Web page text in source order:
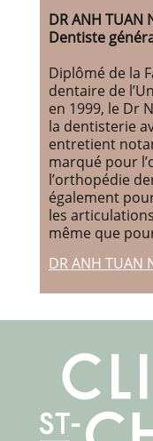
DR ANH TUAN
Dentiste
Diplômé de la
dentaire de
en 1999, le Dr
la dentisterie
entretient
marqué pour
l’orthopédie
également
les
même que
DR ANH TUAN